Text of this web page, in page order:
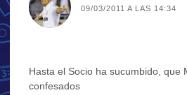
09/03/2011 A LAS 14:34
Hasta el Socio ha sucumbido, que
confesados